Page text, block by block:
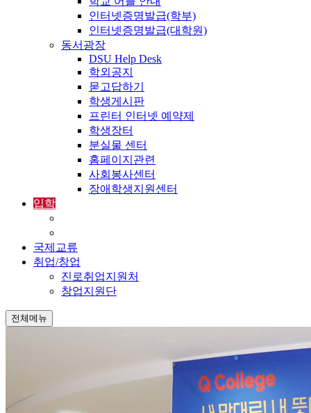
인터넷증명발급(학부)
인터넷증명발급(대학원)
동서광장
DSU Help Desk
학외공지
묻고답하기
학생게시판
프린터 인터넷 예약제
학생장터
분실물 센터
홈페이지관련
사회봉사센터
장애학생지원센터
입학
국제교류
취업/창업
진로취업지원처
창업지원단
전체메뉴